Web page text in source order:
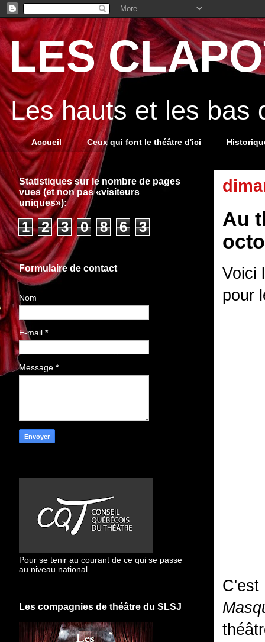
LES
Les hauts et les bas
Accueil Ceux qui font le théâtre d'ici
Au
Voici
pour
Statistiques sur le nombre de pages
vues (et non pas «visiteurs
uniques»):
1 2 3 0 8 6 3
Formulaire de contact
Nom
E-mail *
Message *
Pour se tenir au courant de ce qui se passe
au niveau national.
Les compagnies de théâtre du SLSJ